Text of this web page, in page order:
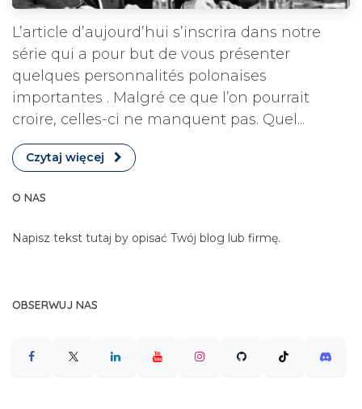
L’article d’aujourd’hui s’inscrira dans notre
série qui a pour but de vous présenter
quelques personnalités polonaises
importantes . Malgré ce que l’on pourrait
croire, celles-ci ne manquent pas. Quel...
Czytaj więcej
O NAS
Napisz tekst tutaj by opisać Twój blog lub firmę.
OBSERWUJ NAS